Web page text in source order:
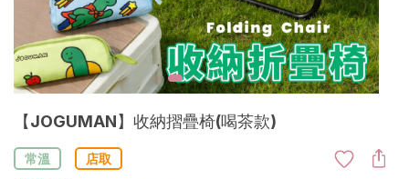
【JOGUMAN】收納摺疊椅(喝茶款)
常溫 店取